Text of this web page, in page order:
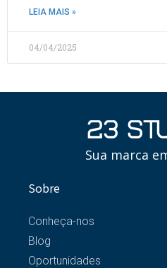
LEIA MAIS »
04/04/2025
Sua marca
Sobre
Conheça-nos
Blog
Oportunidades